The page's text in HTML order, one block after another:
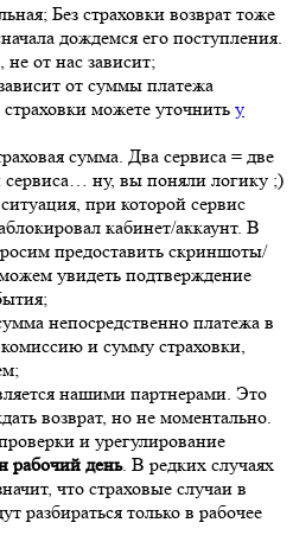
Без страховки возврат тоже
дождемся его поступления.
от нас зависит;
от суммы платежа
можете уточнить у
сумма. Два сервиса = две
ну, вы поняли логику ;)
при которой сервис
кабинет/аккаунт. В
предоставить скриншоты/
увидеть подтверждение
непосредственно платежа в
и сумму страховки,
нашими партнерами. Это
возврат, но не моментально.
и урегулирование
рабочий день. В редких случаях
что страховые случаи в
разбираться только в рабочее